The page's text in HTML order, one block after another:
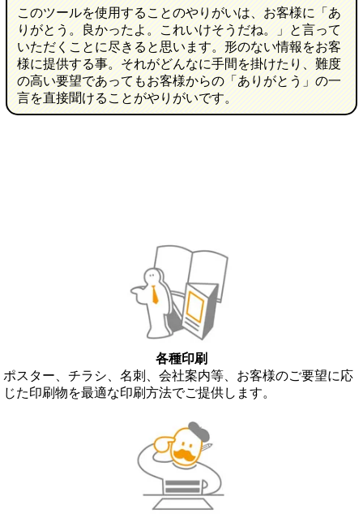
このツールを使用することのやりがいは、お客様に「あ
りがとう。良かったよ。これいけそうだね。」と言って
いただくことに尽きると思います。形のない情報をお客
様に提供する事。それがどんなに手間を掛けたり、難度
の高い要望であってもお客様からの「ありがとう」の一
言を直接聞けることがやりがいです。
各種印刷
ポスター、チラシ、名刺、会社案内等、お客様のご要望に応
じた印刷物を最適な印刷方法でご提供します。